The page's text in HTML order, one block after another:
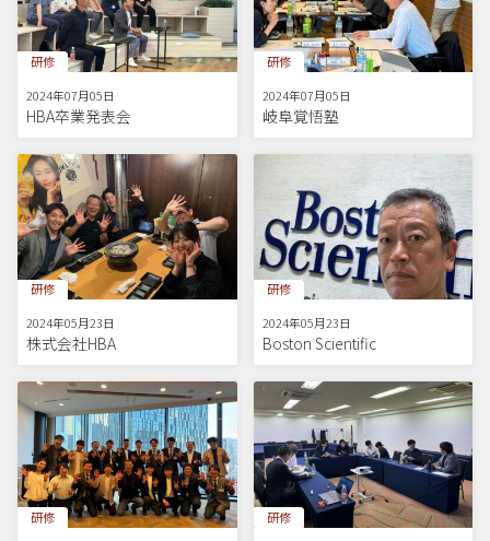
研修
2024年07月05日
HBA卒業発表会
研修
2024年07月05日
岐阜覚悟塾
研修
2024年05月23日
株式会社HBA
研修
2024年05月23日
Boston Scientific
研修 研修